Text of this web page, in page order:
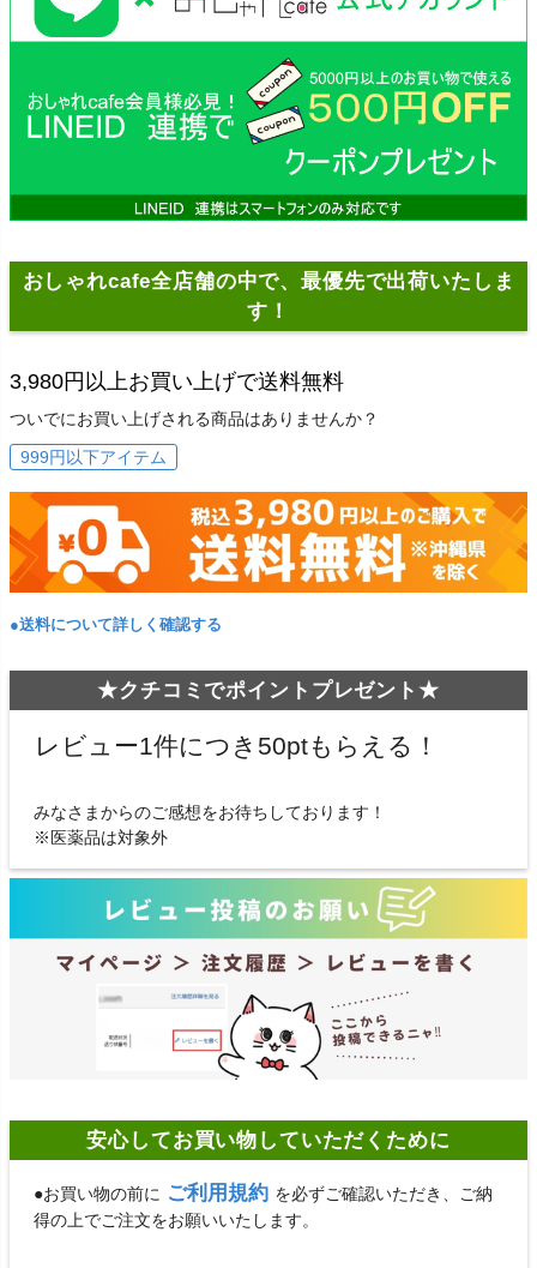
おしゃれcafe全店舗の中で、最優先で出荷いたしま
す！
3,980円以上お買い上げで送料無料
ついでにお買い上げされる商品はありませんか？
999円以下アイテム
●送料について詳しく確認する
★クチコミでポイントプレゼント★
レビュー1件につき50ptもらえる！
みなさまからのご感想をお待ちしております！
※医薬品は対象外
安心してお買い物していただくために
●お買い物の前に ご利用規約 を必ずご確認いただき、ご納
得の上でご注文をお願いいたします。